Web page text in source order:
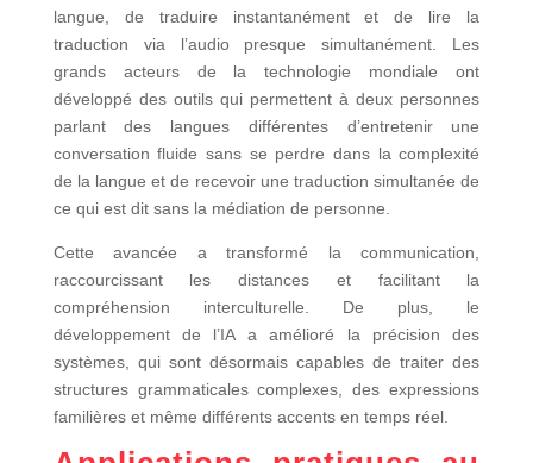
langue, de traduire instantanément et de lire la
traduction via l’audio presque simultanément. Les
grands acteurs de la technologie mondiale ont
développé des outils qui permettent à deux personnes
parlant des langues différentes d’entretenir une
conversation fluide sans se perdre dans la complexité
de la langue et de recevoir une traduction simultanée de
ce qui est dit sans la médiation de personne.
Cette avancée a transformé la communication,
raccourcissant les distances et facilitant la
compréhension interculturelle. De plus, le
développement de l’IA a amélioré la précision des
systèmes, qui sont désormais capables de traiter des
structures grammaticales complexes, des expressions
familières et même différents accents en temps réel.